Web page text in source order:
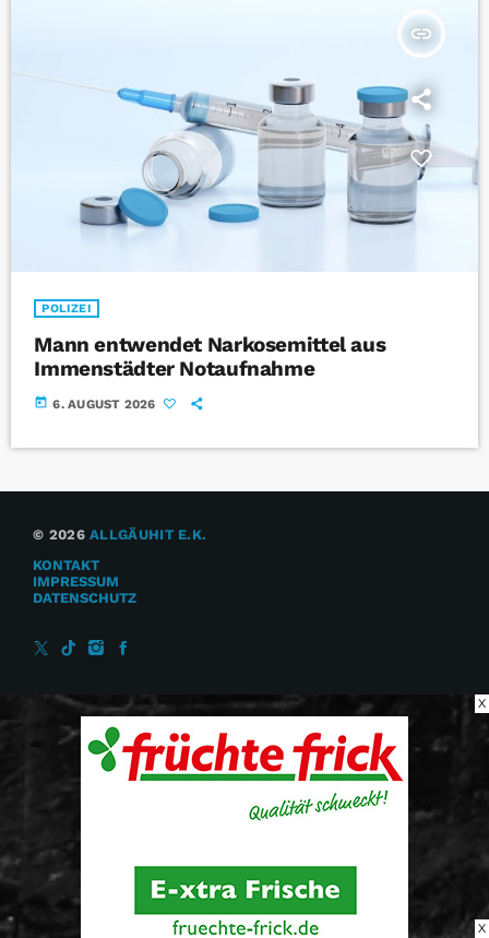
insert_link
POLIZEI
Mann entwendet Narkosemittel aus
Immenstädter Notaufnahme
today 6. AUGUST 2026
© 2026ALLGÄUHIT E.K.
KONTAKT
IMPRESSUM
DATENSCHUTZ
X
X